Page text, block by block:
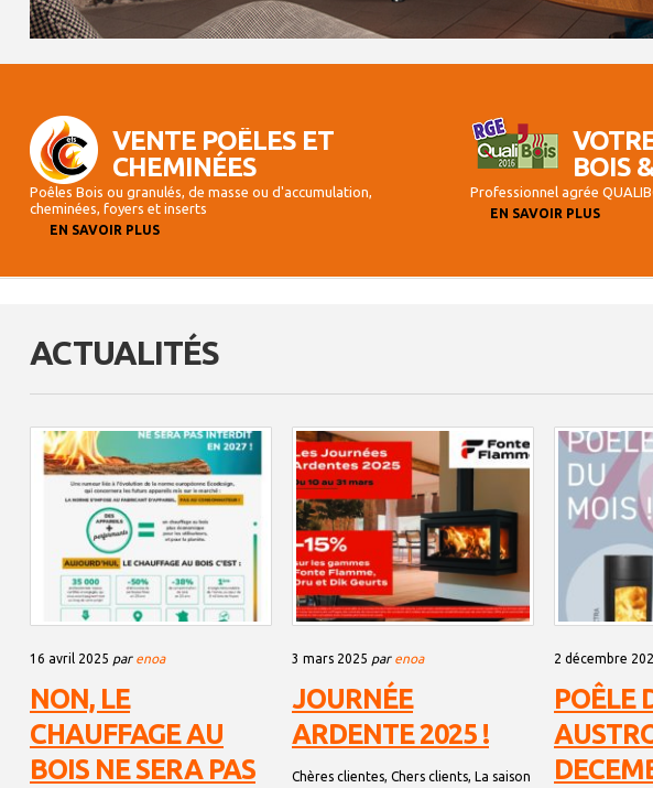
VENTE POÊLES ET
CHEMINÉES
Poêles Bois ou granulés, de masse ou d'accumulation,
cheminées, foyers et inserts
EN SAVOIR PLUS
BOIS
Professionnel agrée
EN SAVOIR PLUS
ACTUALITÉS
16 avril 2025 par enoa
NON, LE
CHAUFFAGE AU
BOIS NE SERA PAS
3 mars 2025 par enoa
JOURNÉE
ARDENTE 2025 !
Chères clientes, Chers clients, La saison
2 décembre
POÊLE